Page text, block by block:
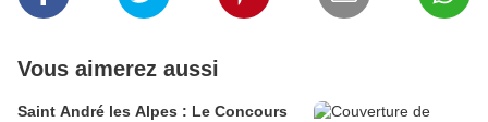
Vous aimerez aussi
Saint André les Alpes : Le Concours